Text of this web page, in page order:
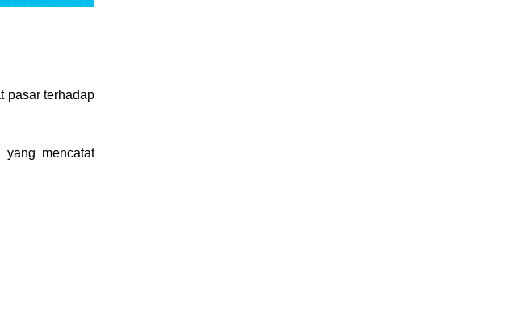
pasar terhadap
yang mencatat